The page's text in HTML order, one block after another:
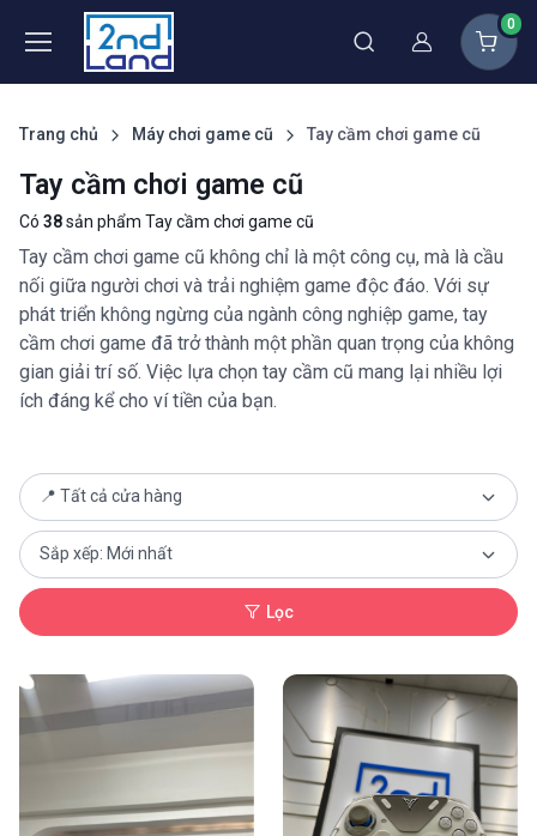
Thành viên
0
Trang chủ Máy chơi game cũ Tay cầm chơi game cũ
Tay cầm chơi game cũ
Có 38sản phẩm Tay cầm chơi game cũ
Tay cầm chơi game cũ không chỉ là một công cụ, mà là cầu
nối giữa người chơi và trải nghiệm game độc đáo. Với sự
phát triển không ngừng của ngành công nghiệp game, tay
cầm chơi game đã trở thành một phần quan trọng của không
gian giải trí số. Việc lựa chọn tay cầm cũ mang lại nhiều lợi
ích đáng kể cho ví tiền của bạn.
Lọc